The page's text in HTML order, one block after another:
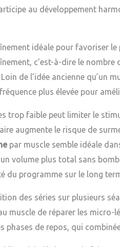
au développement
idéale pour favoriser
c’est-à-dire le
de l’idée ancienne qu’un
plus élevée pour
trop faible peut limiter le
augmente le risque de
par muscle semble idéale
volume plus total sans
du programme sur le long
des séries sur plusieurs
muscle de réparer les micro-
phases de repos, qui